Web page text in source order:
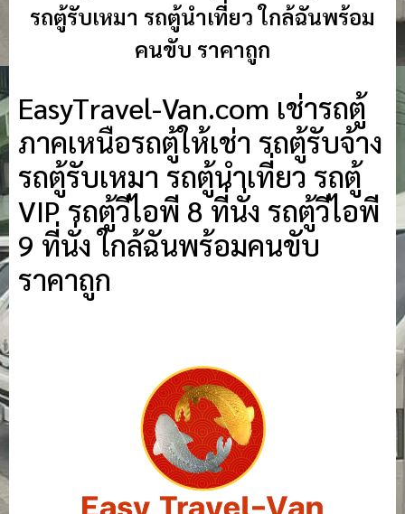
รถตู้รับเหมา รถตู้นำเที่ยว ใกล้ฉันพร้อม
คนขับ ราคาถูก
EasyTravel-Van.com เช่ารถตู้
ภาคเหนือรถตู้ให้เช่า รถตู้รับจ้าง
รถตู้รับเหมา รถตู้นำเที่ยว รถตู้
VIP รถตู้วีไอพี 8 ที่นั่ง รถตู้วีไอพี
9 ที่นั่ง ใกล้ฉันพร้อมคนขับ
ราคาถูก